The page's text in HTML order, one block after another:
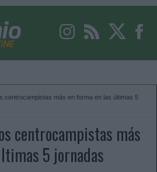
centrocampistas más en forma en las últimas 5
centrocampistas más
5 jornadas